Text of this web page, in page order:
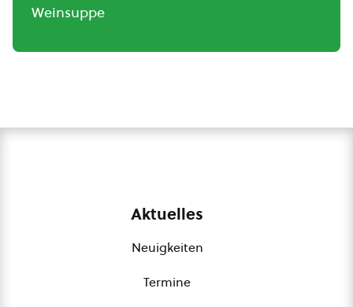
Weinsuppe
Aktuelles
Neuigkeiten
Termine